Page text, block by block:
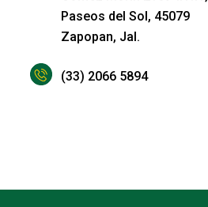
Paseos del Sol, 45079
Zapopan, Jal.
(33) 2066 5894